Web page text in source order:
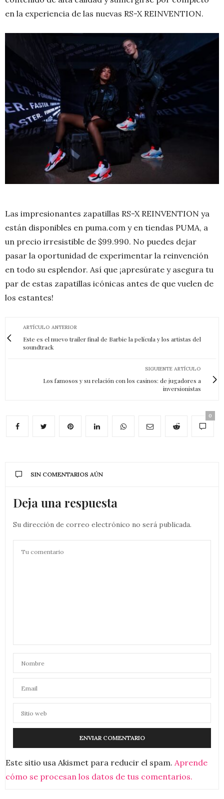
en la experiencia de las nuevas RS-X REINVENTION.
Las impresionantes zapatillas RS-X REINVENTION ya
están disponibles en puma.com y en tiendas PUMA, a
un precio irresistible de $99.990. No puedes dejar
pasar la oportunidad de experimentar la reinvención
en todo su esplendor. Así que ¡apresúrate y asegura tu
par de estas zapatillas icónicas antes de que vuelen de
los estantes!
ARTÍCULO ANTERIOR
Este es el nuevo trailer final de Barbie la película y los artistas del
soundtrack
SIGUIENTE ARTÍCULO
Los famosos y su relación con los casinos: de jugadores a
inversionistas
0
SIN COMENTARIOS AÚN
Deja una respuesta
Su dirección de correo electrónico no será publicada.
Este sitio usa Akismet para reducir el spam. Aprende
cómo se procesan los datos de tus comentarios.